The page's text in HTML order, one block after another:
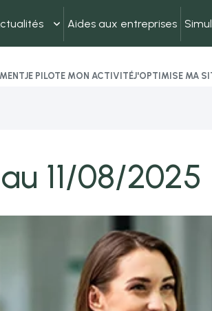
Aides aux entreprises
JE PILOTE MON ACTIVITÉJ'OPTIMISE MA
11/08/2025